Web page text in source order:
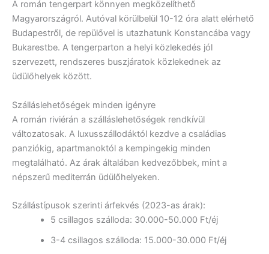
A román tengerpart könnyen megközelíthető
Magyarországról. Autóval körülbelül 10-12 óra alatt elérhető
Budapestről, de repülővel is utazhatunk Konstancába vagy
Bukarestbe. A tengerparton a helyi közlekedés jól
szervezett, rendszeres buszjáratok közlekednek az
üdülőhelyek között.
Szálláslehetőségek minden igényre
A román riviérán a szálláslehetőségek rendkívül
változatosak. A luxusszállodáktól kezdve a családias
panziókig, apartmanoktól a kempingekig minden
megtalálható. Az árak általában kedvezőbbek, mint a
népszerű mediterrán üdülőhelyeken.
Szállástípusok szerinti árfekvés (2023-as árak):
5 csillagos szálloda: 30.000-50.000 Ft/éj
3-4 csillagos szálloda: 15.000-30.000 Ft/éj